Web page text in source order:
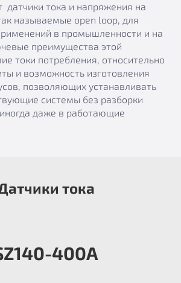
датчики тока и напряжения на
называемые open loop, для
в промышленности и на
преимущества этой
токи потребления, относительно
и возможность изготовления
позволяющих устанавливать
системы без разборки
даже в работающие
тока
400А